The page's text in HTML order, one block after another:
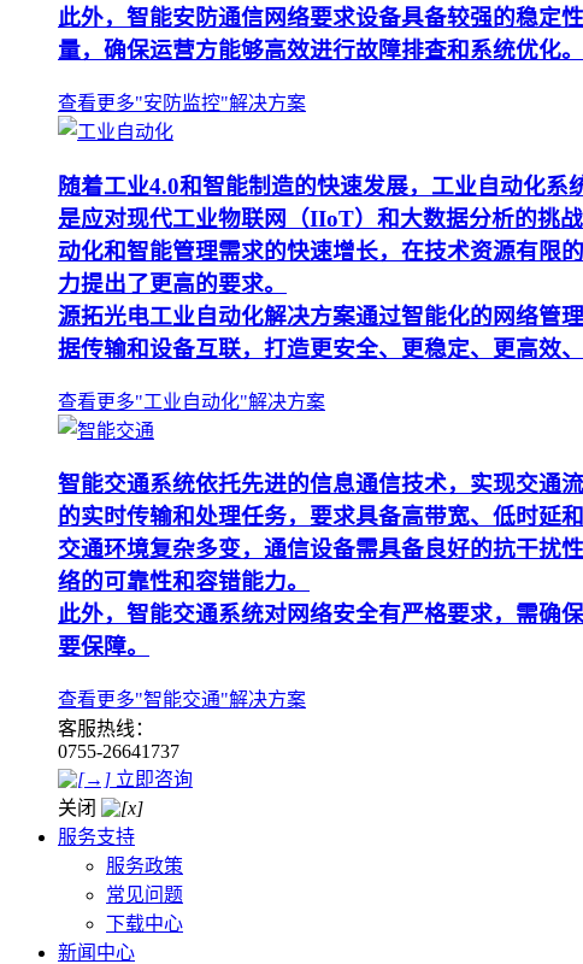
此外，智能安防通信网络要求设备具备较强的稳定
量，确保运营方能够高效进行故障排查和系统优化。
查看更多"安防监控"解决方案
随着工业4.0和智能制造的快速发展，工业自动化
是应对现代工业物联网（IIoT）和大数据分析的挑
动化和智能管理需求的快速增长，在技术资源有限
力提出了更高的要求。
源拓光电工业自动化解决方案通过智能化的网络管
据传输和设备互联，打造更安全、更稳定、更高效
查看更多"工业自动化"解决方案
智能交通系统依托先进的信息通信技术，实现交通
的实时传输和处理任务，要求具备高带宽、低时延
交通环境复杂多变，通信设备需具备良好的抗干扰
络的可靠性和容错能力。
此外，智能交通系统对网络安全有严格要求，需确
要保障。
查看更多"智能交通"解决方案
客服热线：
0755-26641737
立即咨询
关闭
服务支持
服务政策
常见问题
下载中心
新闻中心